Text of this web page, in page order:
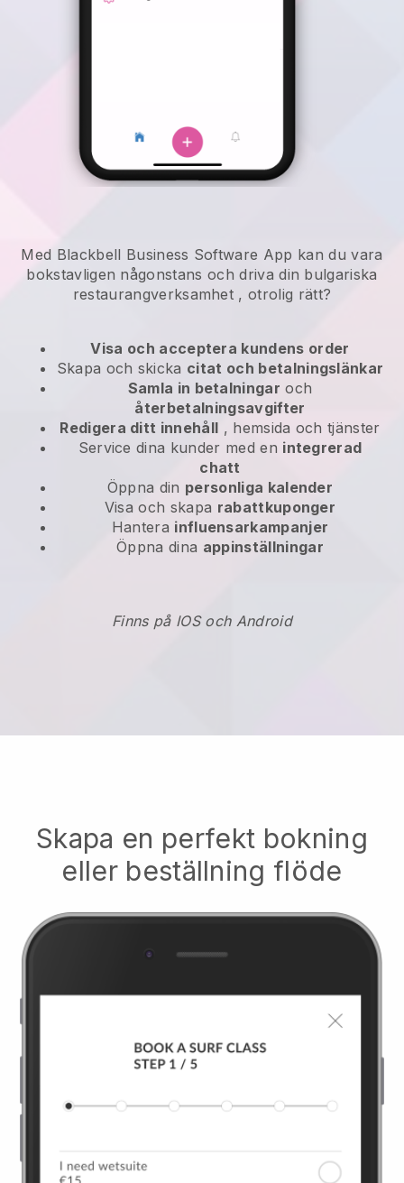
Med Blackbell Business Software App kan du vara
bokstavligen någonstans ochdriva din bulgariska
restaurangverksamhet , otrolig rätt?
Visa och acceptera kundens order
Skapa och skicka citat och betalningslänkar
Samla in betalningar och
återbetalningsavgifter
Redigera ditt innehåll , hemsida och tjänster
Service dina kunder med en integrerad
chatt
Öppna din personliga kalender
Visa och skapa rabattkuponger
Hantera influensarkampanjer
Öppna dina appinställningar
Finns på IOS och Android
Skapa en perfekt bokning
eller beställning flöde